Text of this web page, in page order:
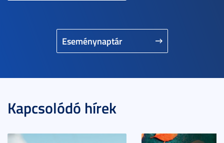
Eseménynaptár
Kapcsolódó hírek